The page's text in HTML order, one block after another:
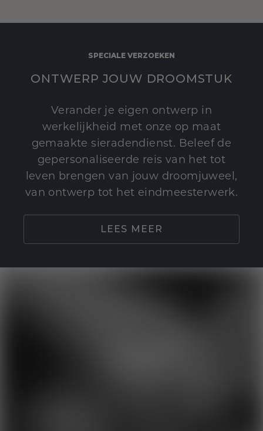
SPECIALE VERZOEKEN
ONTWERP JOUW DROOMSTUK
Verander je eigen ontwerp in
werkelijkheid met onze op maat
gemaakte sieradendienst. Beleef de
gepersonaliseerde reis van het tot
leven brengen van jouw droomjuweel,
van ontwerp tot het eindmeesterwerk.
LEES MEER